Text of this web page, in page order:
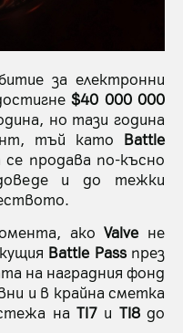
за електронни
$40 000 000
но тази година
тъй като Battle
се продава по-късно
и до тежки
акоValve не
Battle Passпрез
на наградния фонд
и в крайна сметка
на TI7 и TI8до